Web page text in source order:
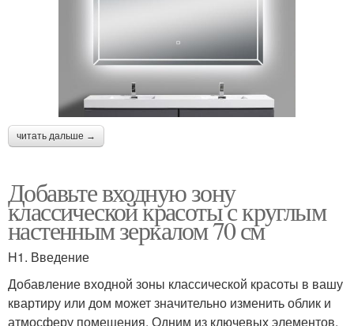
читать дальше →
Добавьте входную зону
классической красоты с круглым
настенным зеркалом 70 см
H1. Введение
Добавление входной зоны классической красоты в вашу
квартиру или дом может значительно изменить облик и
атмосферу помещения. Одним из ключевых элементов,